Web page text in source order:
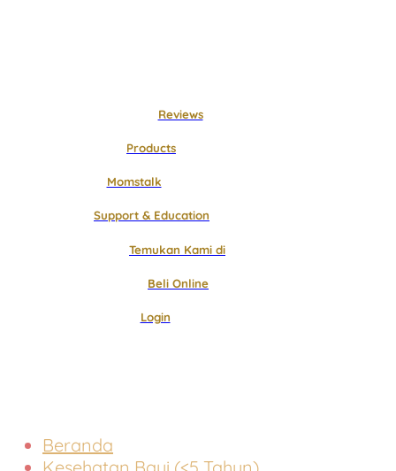
Reviews
Products
Momstalk
Support & Education
Temukan Kami di
Beli Online
Login
Beranda